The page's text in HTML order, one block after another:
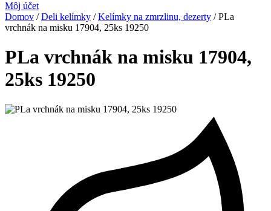
Môj účet
Domov /Deli kelímky /Kelímky na zmrzlinu, dezerty /PLa
vrchnák na misku 17904, 25ks 19250
PLa vrchnák na misku 17904,
25ks 19250